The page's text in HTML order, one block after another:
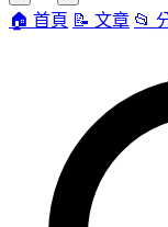
🏠 首頁 📝 文章 📂